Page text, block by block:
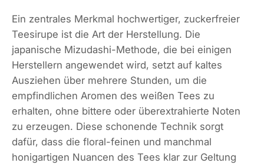
Ein zentrales Merkmal hochwertiger, zuckerfreier
Teesirupe ist die Art der Herstellung. Die
japanische Mizudashi-Methode, die bei einigen
Herstellern angewendet wird, setzt auf kaltes
Ausziehen über mehrere Stunden, um die
empfindlichen Aromen des weißen Tees zu
erhalten, ohne bittere oder überextrahierte Noten
zu erzeugen. Diese schonende Technik sorgt
dafür, dass die floral-feinen und manchmal
honigartigen Nuancen des Tees klar zur Geltung